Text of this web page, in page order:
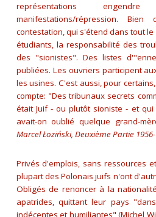
représentations
manifestations/répression.
contestation, qui s'étend dans tout
étudiants, la responsabilité des
des "sionistes". Des listes
publiées. Les ouvriers participent
les usines. C'est aussi, pour
compte: "Des tribunaux secrets
était Juif - ou plutôt sioniste - et
avait-on oublié quelque grand-
Marcel Łoziński, Deuxième Partie
Privés d'emplois, sans ressources
plupart des Polonais juifs n'ont
Obligés de renoncer à la
apatrides, quittant leur pays
indécentes et humiliantes" (Michel